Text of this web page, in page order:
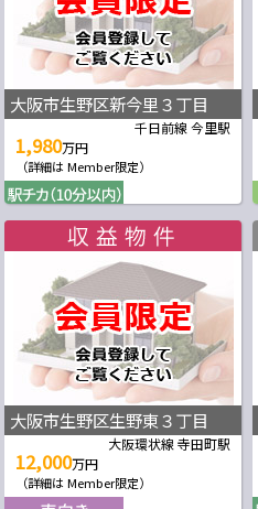
大阪市生野区新今里３丁目
千日前線 今里駅
1,980万円
（詳細は Member限定）
大阪市生野区生野東３丁目
大阪環状線 寺田町駅
12,000万円
（詳細は Member限定）